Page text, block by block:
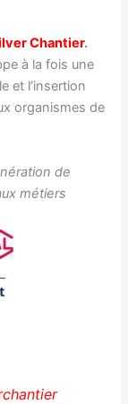
Chantier.
à la fois une
et l’insertion
organismes de
de
métiers